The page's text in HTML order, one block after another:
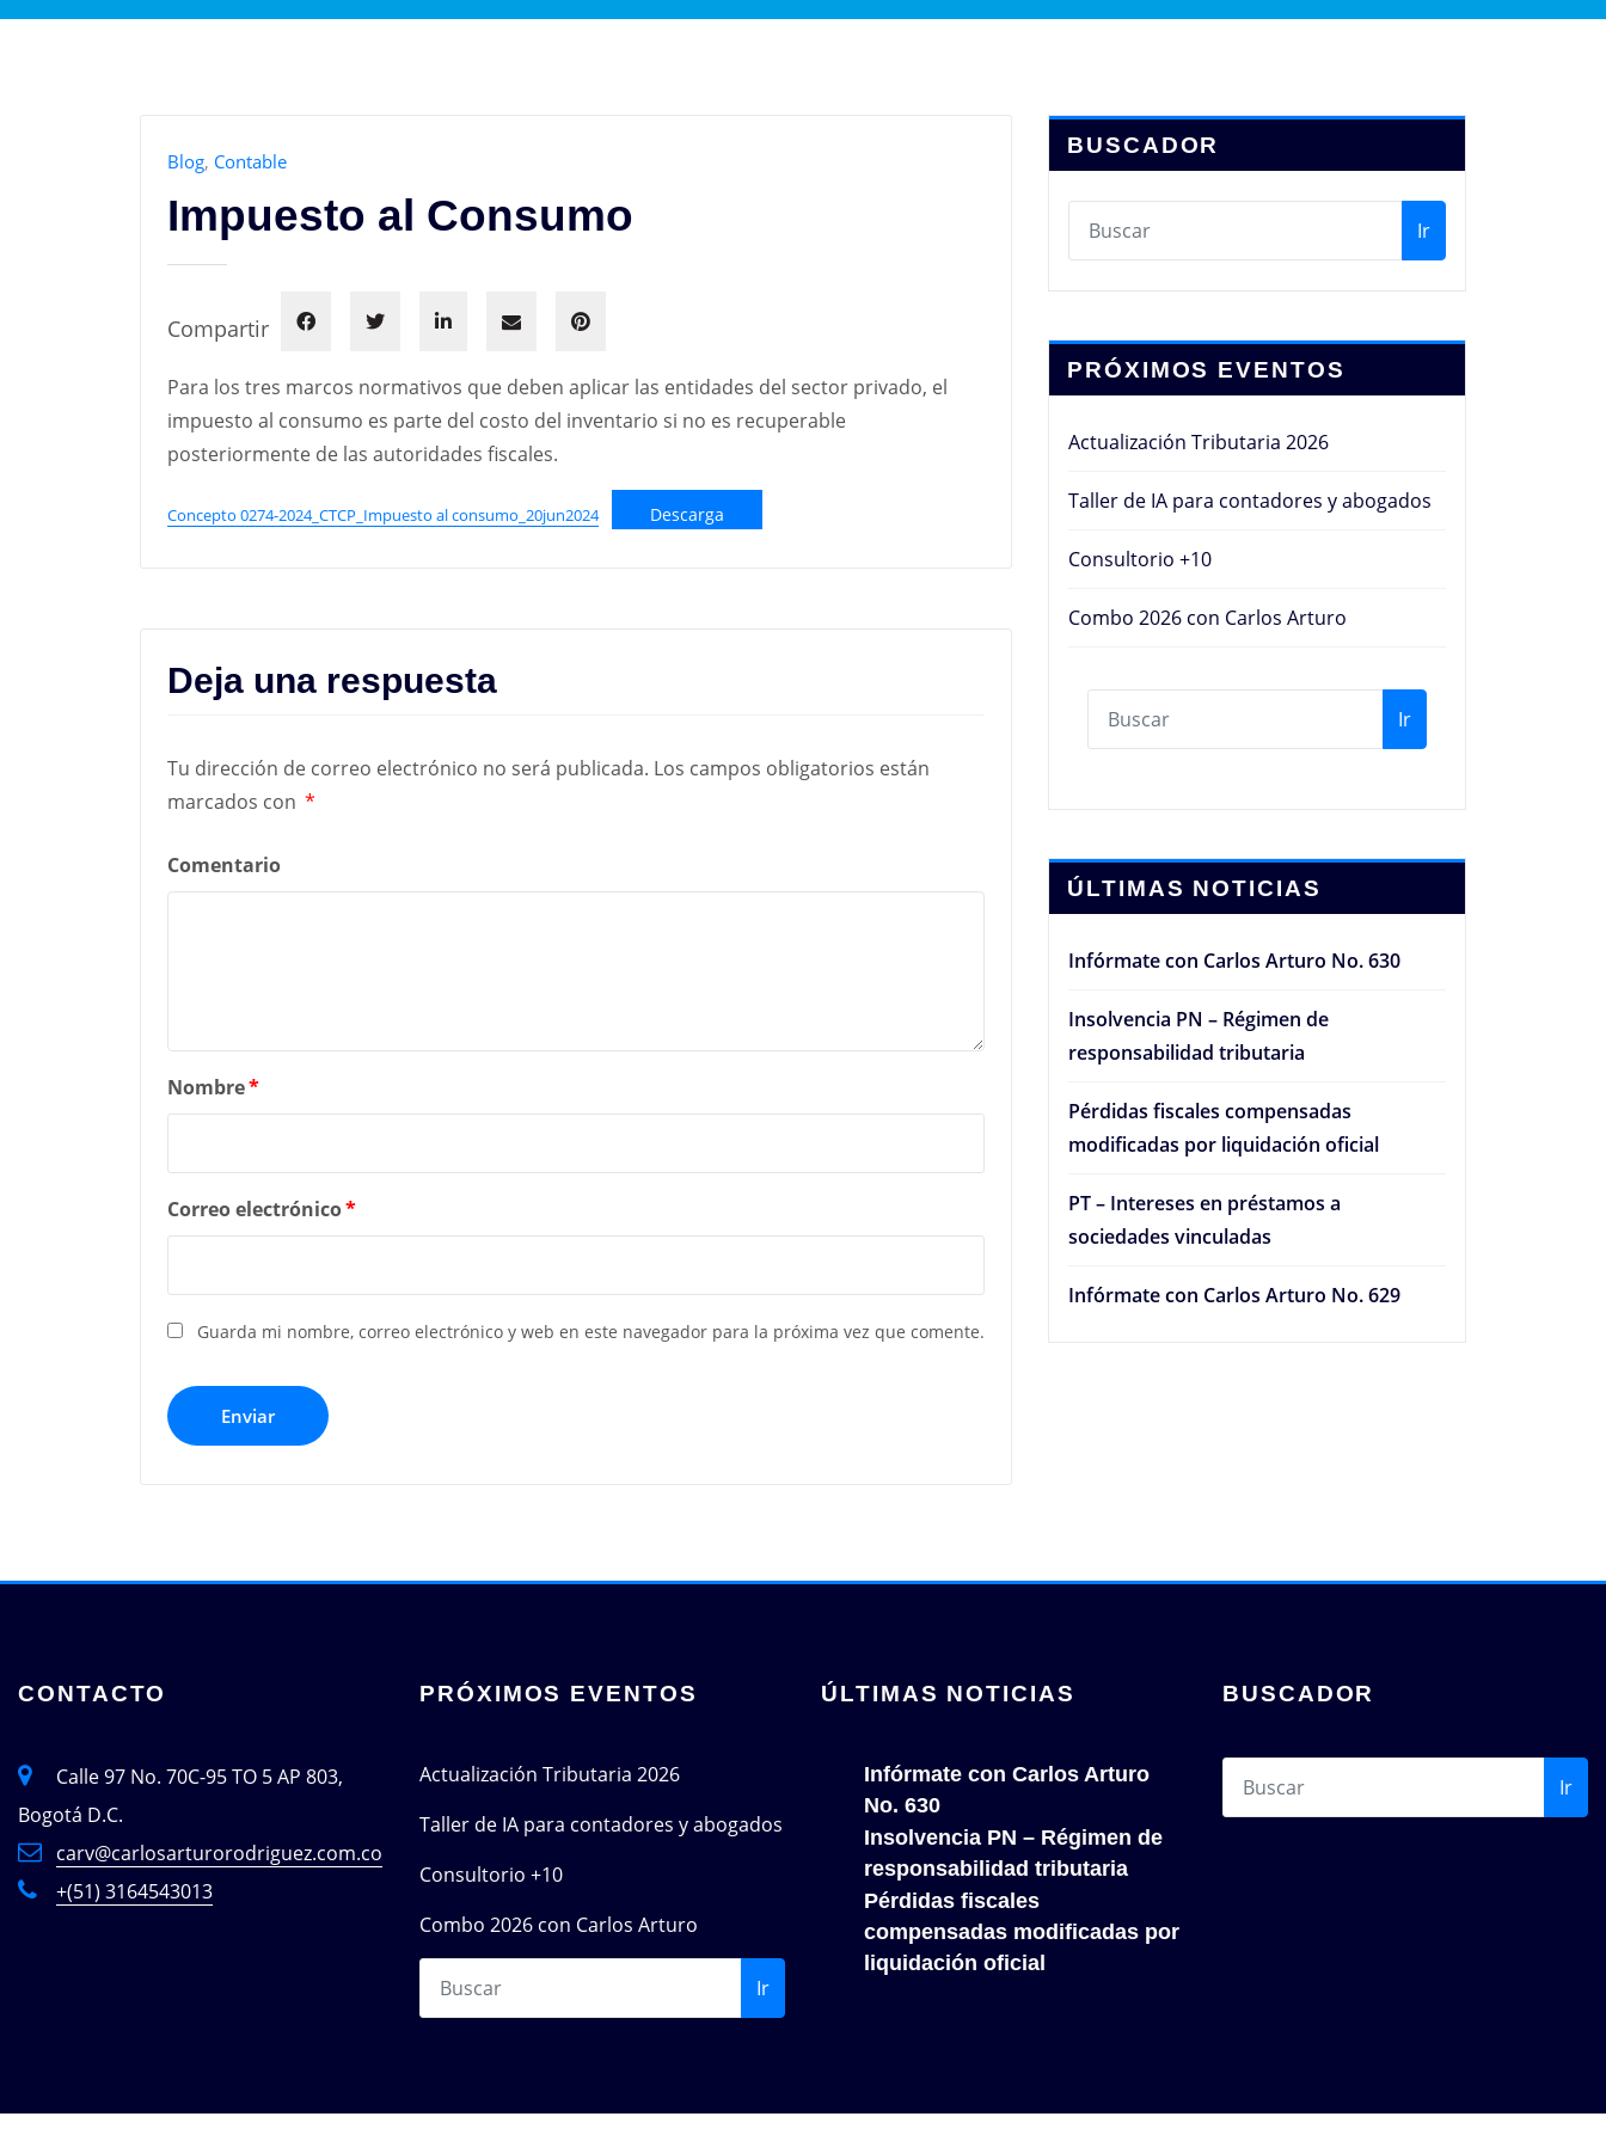
Blog, Contable
Impuesto al Consumo
Compartir
Para los tres marcos normativos que deben aplicar las entidades del sector privado, el
impuesto al consumo es parte del costo del inventario si no es recuperable
posteriormente de las autoridades fiscales.
Concepto 0274-2024_CTCP_Impuesto al consumo_20jun2024 Descarga
Deja una respuesta
Tu dirección de correo electrónico no será publicada. Los campos obligatorios están
marcados con *
Comentario
Nombre*
Correo electrónico*
Guarda mi nombre, correo electrónico y web en este navegador para la próxima vez que comente.
BUSCADOR
Ir
PRÓXIMOS EVENTOS
Actualización Tributaria 2026
Taller de IA para contadores y abogados
Consultorio +10
Combo 2026 con Carlos Arturo
Ir
ÚLTIMAS NOTICIAS
Infórmate con Carlos Arturo No. 630
Insolvencia PN – Régimen de
responsabilidad tributaria
Pérdidas fiscales compensadas
modificadas por liquidación oficial
PT – Intereses en préstamos a
sociedades vinculadas
Infórmate con Carlos Arturo No. 629
CONTACTO
Calle 97 No. 70C-95 TO 5 AP 803,
Bogotá D.C.
carv@carlosarturorodriguez.com.co
+(51) 3164543013
PRÓXIMOS EVENTOS
Actualización Tributaria 2026
Taller de IA para contadores y abogados
Consultorio +10
Combo 2026 con Carlos Arturo
Ir
ÚLTIMAS NOTICIAS
Infórmate con Carlos Arturo
No. 630
Insolvencia PN – Régimen de
responsabilidad tributaria
Pérdidas fiscales
compensadas modificadas por
liquidación oficial
BUSCADOR
Ir